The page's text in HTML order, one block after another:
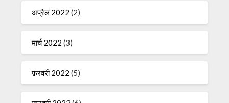
अप्रैल 2022 (2)
मार्च 2022 (3)
फ़रवरी 2022 (5)